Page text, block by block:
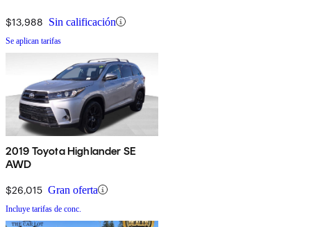
$13,988 Sin calificación
Se aplican tarifas
2019 Toyota Highlander SE
AWD
$26,015 Gran oferta
Incluye tarifas de conc.